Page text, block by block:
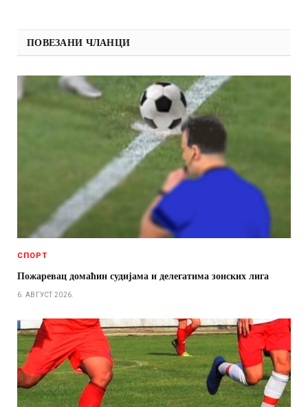
ПОВЕЗАНИ ЧЛАНЦИ
СПОРТ
Пожаревац домаћин судијама и делегатима зонских лига
6. АВГУСТ 2026.